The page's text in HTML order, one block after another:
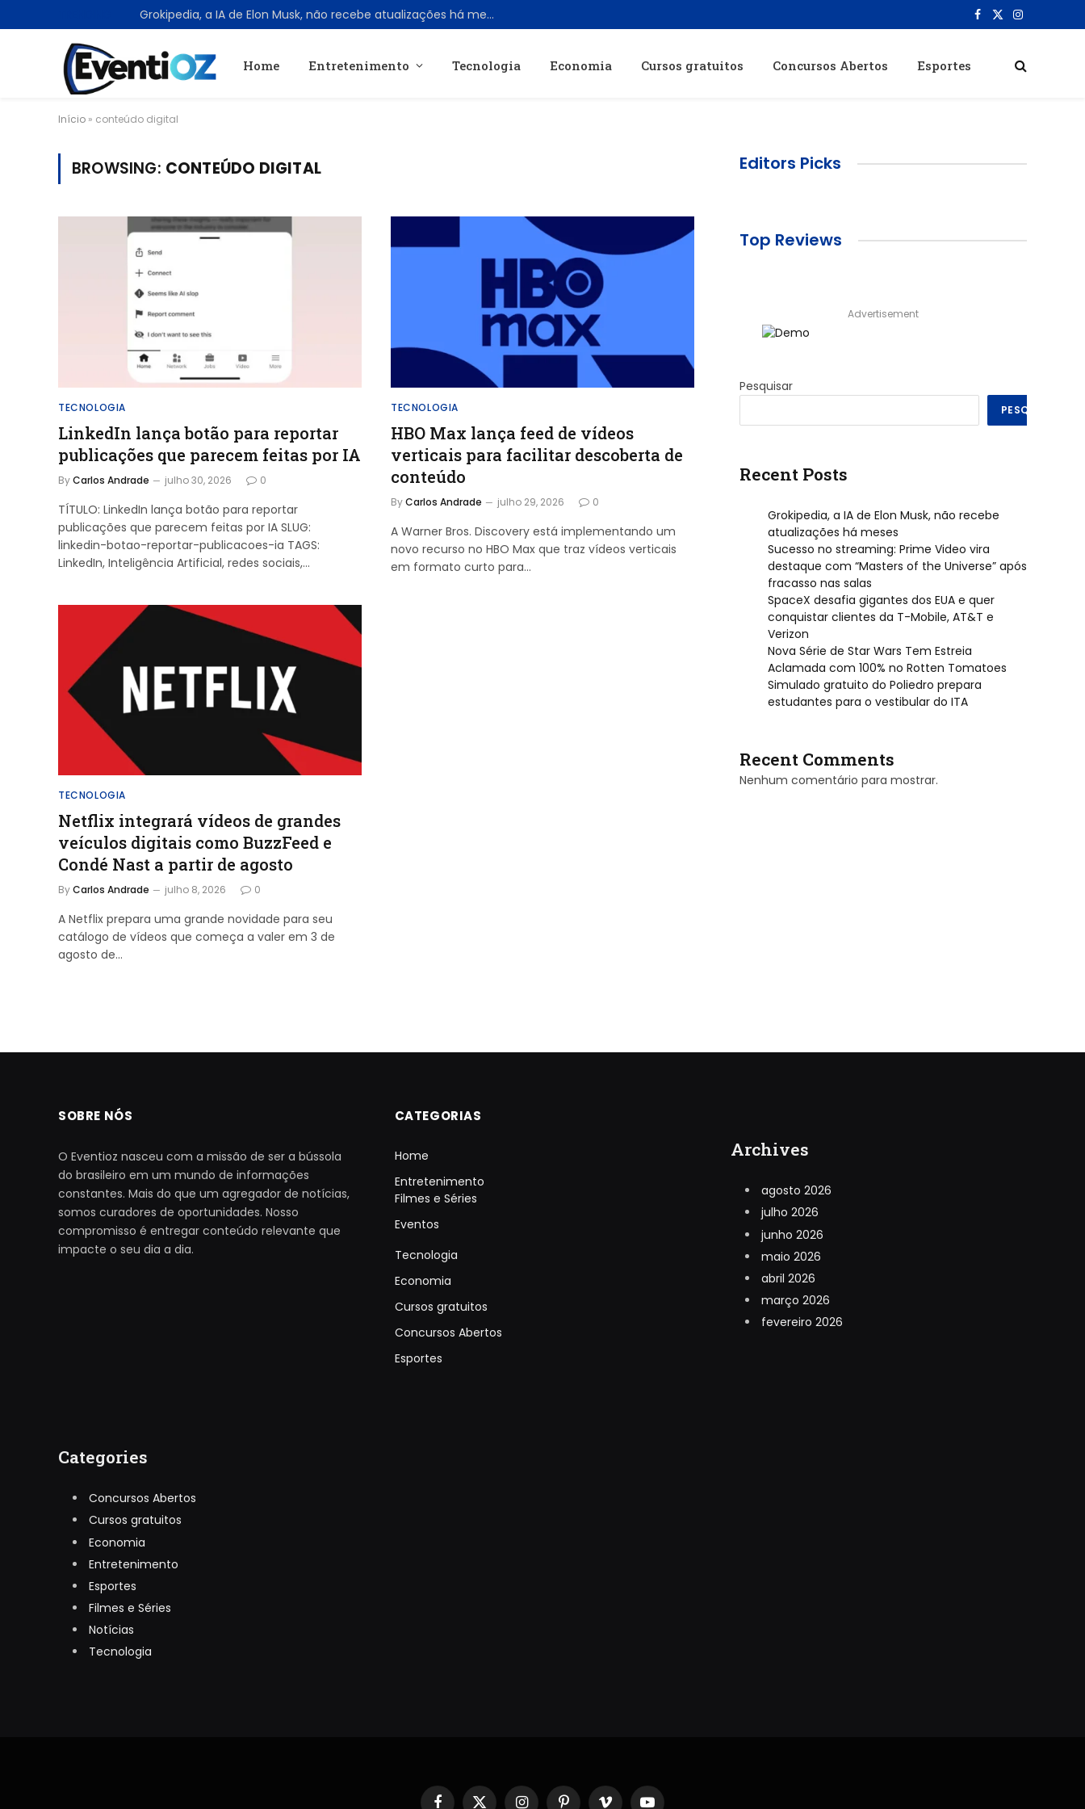
Grokipedia, a IA de Elon Musk, não recebe atualizações há meses Facebook
X
Instagram
Home Entretenimento Tecnologia Economia Cursos gratuitos Concursos Abertos Esportes
Início » conteúdo digital
BROWSING: CONTEÚDO DIGITAL
TECNOLOGIA
LinkedIn lança botão para reportar
publicações que parecem feitas por IA
ByCarlos Andrade julho 30, 2026 0
TÍTULO: LinkedIn lança botão para reportar
publicações que parecem feitas por IA SLUG:
linkedin-botao-reportar-publicacoes-ia TAGS:
LinkedIn, Inteligência Artificial, redes sociais,…
TECNOLOGIA
HBO Max lança feed de vídeos
verticais para facilitar descoberta de
conteúdo
ByCarlos Andrade julho 29, 2026 0
A Warner Bros. Discovery está implementando um
novo recurso no HBO Max que traz vídeos verticais
em formato curto para…
TECNOLOGIA
Netflix integrará vídeos de grandes
veículos digitais como BuzzFeed e
Condé Nast a partir de agosto
ByCarlos Andrade julho 8, 2026 0
A Netflix prepara uma grande novidade para seu
catálogo de vídeos que começa a valer em 3 de
agosto de…
Editors Picks
Top Reviews
Advertisement
Pesquisar
PESQUISAR
Recent Posts
Grokipedia, a IA de Elon Musk, não recebe
atualizações há meses
Sucesso no streaming: Prime Video vira
destaque com “Masters of the Universe” após
fracasso nas salas
SpaceX desafia gigantes dos EUA e quer
conquistar clientes da T-Mobile, AT&T e
Verizon
Nova Série de Star Wars Tem Estreia
Aclamada com 100% no Rotten Tomatoes
Simulado gratuito do Poliedro prepara
estudantes para o vestibular do ITA
Recent Comments
Nenhum comentário para mostrar.
SOBRE NÓS
O Eventioz nasceu com a missão de ser a bússola
do brasileiro em um mundo de informações
constantes. Mais do que um agregador de notícias,
somos curadores de oportunidades. Nosso
compromisso é entregar conteúdo relevante que
impacte o seu dia a dia.
CATEGORIAS
Home
Entretenimento
Filmes e Séries
Eventos
Tecnologia
Economia
Cursos gratuitos
Concursos Abertos
Esportes
Archives
agosto 2026
julho 2026
junho 2026
maio 2026
abril 2026
março 2026
fevereiro 2026
Categories
Concursos Abertos
Cursos gratuitos
Economia
Entretenimento
Esportes
Filmes e Séries
Notícias
Tecnologia